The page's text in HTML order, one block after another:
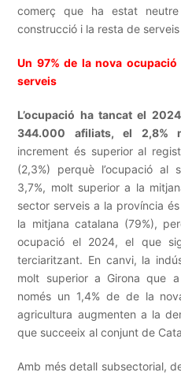
comerç que ha estat
construcció i la resta de
Un 97% de la nova
serveis
L’ocupació ha tancat el
344.000 afiliats, el 2,8%
increment és superior al
(2,3%) perquè l’ocupació al
3,7%, molt superior a la
sector serveis a la província
la mitjana catalana (79%),
ocupació el 2024, el que
terciaritzant. En canvi, la
molt superior a Girona que
només un 1,4% de de la
agricultura augmenten a la
que succeeix al conjunt de
Amb més detall subsectorial,